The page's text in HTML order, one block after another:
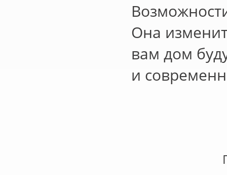
Она
вам дом
и